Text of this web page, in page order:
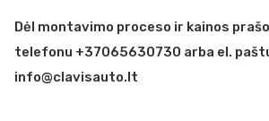
Dėl montavimo proceso ir kainos
telefonu +37065630730 arba el.
info@clavisauto.lt